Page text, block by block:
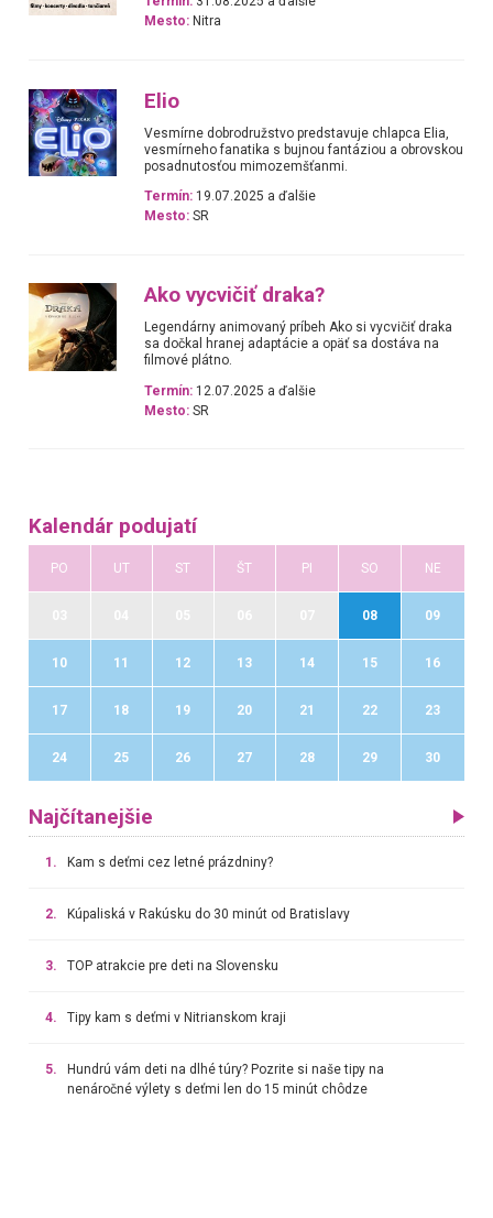
Mesto: Nitra
Elio
Vesmírne dobrodružstvo predstavuje chlapca Elia,
vesmírneho fanatika s bujnou fantáziou a obrovskou
posadnutosťou mimozemšťanmi.
Termín: 19.07.2025 a ďalšie
Mesto: SR
Ako vycvičiť draka?
Legendárny animovaný príbeh Ako si vycvičiť draka
sa dočkal hranej adaptácie a opäť sa dostáva na
filmové plátno.
Termín: 12.07.2025 a ďalšie
Mesto: SR
Kalendár podujatí
PO UT ST ŠT PI SO NE
08 09
10 11 12 13 14 15 16
17 18 19 20 21 22 23
24 25 26 27 28 29 30
Najčítanejšie
1. Kam s deťmi cez letné prázdniny?
2. Kúpaliská v Rakúsku do 30 minút od Bratislavy
3. TOP atrakcie pre deti na Slovensku
4. Tipy kam s deťmi v Nitrianskom kraji
5.
Hundrú vám deti na dlhé túry? Pozrite si naše tipy na
nenáročné výlety s deťmi len do 15 minút chôdze